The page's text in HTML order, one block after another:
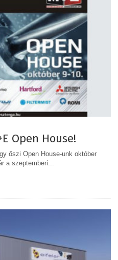
Open House!
őszi Open House-unk október
a szeptemberi...